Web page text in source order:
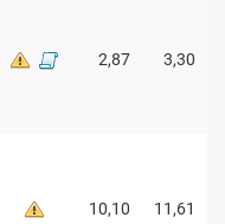
2,87 3,30
10,10 11,61